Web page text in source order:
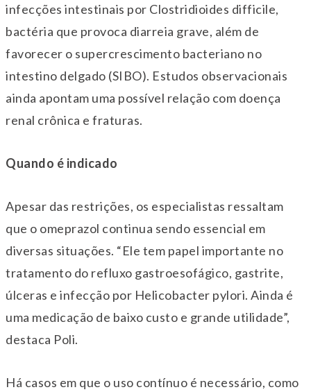
infecções intestinais por Clostridioides difficile,
bactéria que provoca diarreia grave, além de
favorecer o supercrescimento bacteriano no
intestino delgado (SIBO). Estudos observacionais
ainda apontam uma possível relação com doença
renal crônica e fraturas.
Quando é indicado
Apesar das restrições, os especialistas ressaltam
que o omeprazol continua sendo essencial em
diversas situações. “Ele tem papel importante no
tratamento do refluxo gastroesofágico, gastrite,
úlceras e infecção por Helicobacter pylori. Ainda é
uma medicação de baixo custo e grande utilidade”,
destaca Poli.
Há casos em que o uso contínuo é necessário, como